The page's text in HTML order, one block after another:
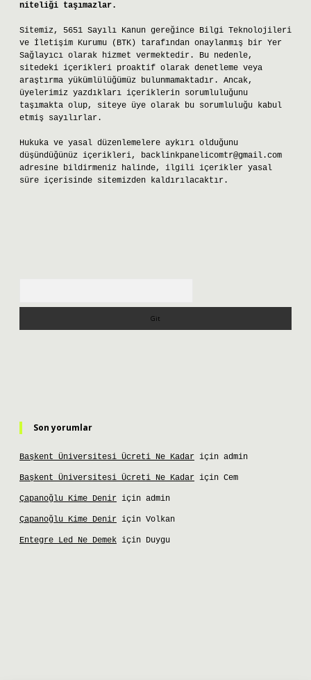
niteliği taşımazlar.
Sitemiz, 5651 Sayılı Kanun gereğince Bilgi Teknolojileri
ve İletişim Kurumu (BTK) tarafından onaylanmış bir Yer
Sağlayıcı olarak hizmet vermektedir. Bu nedenle,
sitedeki içerikleri proaktif olarak denetleme veya
araştırma yükümlülüğümüz bulunmamaktadır. Ancak,
üyelerimiz yazdıkları içeriklerin sorumluluğunu
taşımakta olup, siteye üye olarak bu sorumluluğu kabul
etmiş sayılırlar.
Hukuka ve yasal düzenlemelere aykırı olduğunu
düşündüğünüz içerikleri, backlinkpanelicomtr@gmail.com
adresine bildirmeniz halinde, ilgili içerikler yasal
süre içerisinde sitemizden kaldırılacaktır.
Son yorumlar
Başkent Üniversitesi Ücreti Ne Kadar için admin
Başkent Üniversitesi Ücreti Ne Kadar için Cem
Çapanoğlu Kime Denir için admin
Çapanoğlu Kime Denir için Volkan
Entegre Led Ne Demek için Duygu